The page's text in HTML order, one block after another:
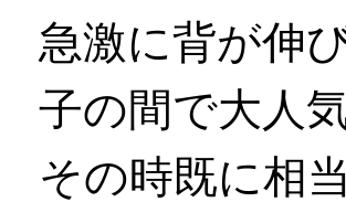
急激に背が伸
子の間で大人
その時既に相